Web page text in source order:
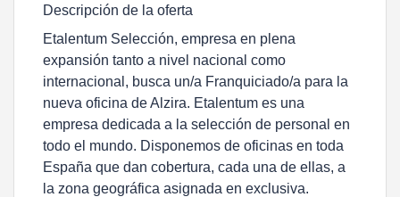
Descripción de la oferta
Etalentum Selección, empresa en plena
expansión tanto a nivel nacional como
internacional, busca un/a Franquiciado/a para la
nueva oficina de Alzira. Etalentum es una
empresa dedicada a la selección de personal en
todo el mundo. Disponemos de oficinas en toda
España que dan cobertura, cada una de ellas, a
la zona geográfica asignada en exclusiva.